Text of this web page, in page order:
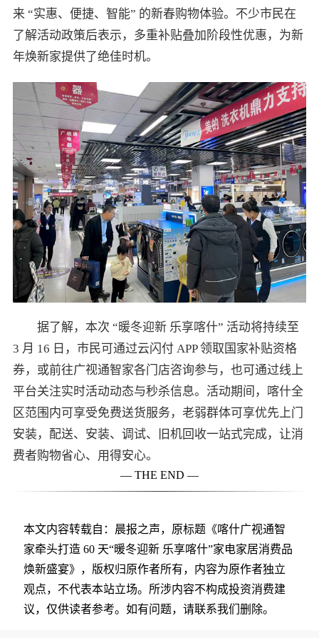
来 “实惠、便捷、智能” 的新春购物体验。不少市民在
了解活动政策后表示，多重补贴叠加阶段性优惠，为新
年焕新家提供了绝佳时机。
据了解，本次 “暖冬迎新 乐享喀什” 活动将持续至
3 月 16 日，市民可通过云闪付 APP 领取国家补贴资格
券，或前往广视通智家各门店咨询参与，也可通过线上
平台关注实时活动动态与秒杀信息。活动期间，喀什全
区范围内可享受免费送货服务，老弱群体可享优先上门
安装，配送、安装、调试、旧机回收一站式完成，让消
费者购物省心、用得安心。
— THE END —
本文内容转载自：晨报之声，原标题《喀什广视通智
家牵头打造 60 天“暖冬迎新 乐享喀什”家电家居消费品
焕新盛宴》，版权归原作者所有，内容为原作者独立
观点，不代表本站立场。所涉内容不构成投资消费建
议，仅供读者参考。如有问题，请联系我们删除。